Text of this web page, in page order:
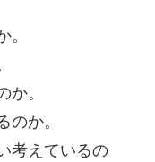
。
か。
のか。
考えているの